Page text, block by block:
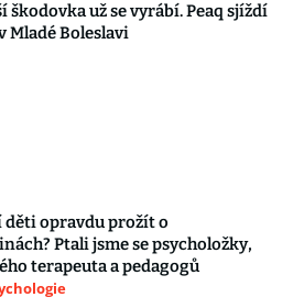
škodovka už se vyrábí. Peaq sjíždí
Mladé Boleslavi
děti opravdu prožít o
Ptali jsme se psycholožky,
terapeuta a pedagogů